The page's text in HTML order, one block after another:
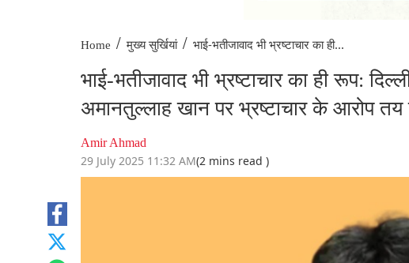
Home / मुख्य सुर्खियां / भाई-भतीजावाद भी भ्रष्टाचार का ही...
भाई-भतीजावाद भी भ्रष्टाचार का ही रूप:
अमानतुल्लाह खान पर भ्रष्टाचार के आरोप तय
Amir Ahmad
29 July 2025 11:32 AM(2 mins read )